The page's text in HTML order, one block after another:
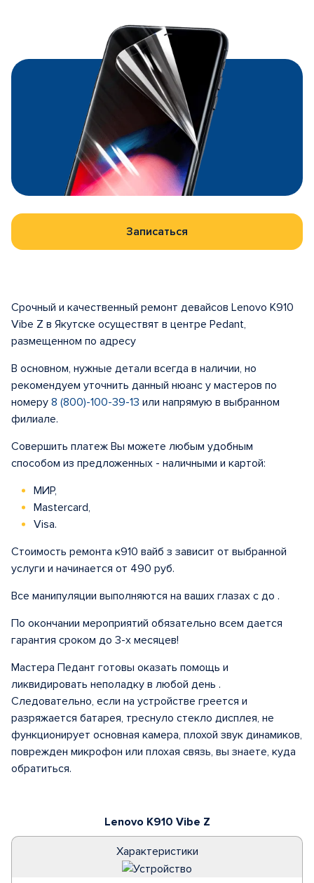
Записаться
Lenovo K910 Vibe Z
Характеристики
Срочный и качественный ремонт девайсов Lenovo K910
Vibe Z в Якутске осуществят в центре Pedant,
размещенном по адресу
В основном, нужные детали всегда в наличии, но
рекомендуем уточнить данный нюанс у мастеров по
номеру 8 (800)-100-39-13 или напрямую в выбранном
филиале.
Совершить платеж Вы можете любым удобным
способом из предложенных - наличными и картой:
МИР,
Mastercard,
Visa.
Стоимость ремонта к910 вайб з зависит от выбранной
услуги и начинается от 490 руб.
Все манипуляции выполняются на ваших глазах с до .
По окончании мероприятий обязательно всем дается
гарантия сроком до 3-х месяцев!
Мастера Педант готовы оказать помощь и
ликвидировать неполадку в любой день .
Следовательно, если на устройстве греется и
разряжается батарея, треснуло стекло дисплея, не
функционирует основная камера, плохой звук динамиков,
поврежден микрофон или плохая связь, вы знаете, куда
обратиться.